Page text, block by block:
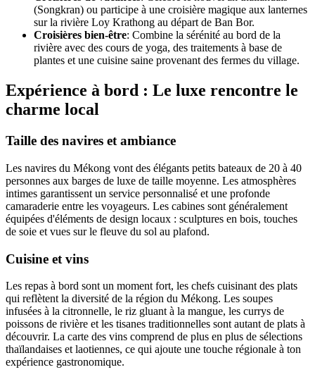
(Songkran) ou participe à une croisière magique aux lanternes
sur la rivière Loy Krathong au départ de Ban Bor.
Croisières bien-être: Combine la sérénité au bord de la
rivière avec des cours de yoga, des traitements à base de
plantes et une cuisine saine provenant des fermes du village.
Expérience à bord : Le luxe rencontre le
charme local
Taille des navires et ambiance
Les navires du Mékong vont des élégants petits bateaux de 20 à 40
personnes aux barges de luxe de taille moyenne. Les atmosphères
intimes garantissent un service personnalisé et une profonde
camaraderie entre les voyageurs. Les cabines sont généralement
équipées d'éléments de design locaux : sculptures en bois, touches
de soie et vues sur le fleuve du sol au plafond.
Cuisine et vins
Les repas à bord sont un moment fort, les chefs cuisinant des plats
qui reflètent la diversité de la région du Mékong. Les soupes
infusées à la citronnelle, le riz gluant à la mangue, les currys de
poissons de rivière et les tisanes traditionnelles sont autant de plats à
découvrir. La carte des vins comprend de plus en plus de sélections
thaïlandaises et laotiennes, ce qui ajoute une touche régionale à ton
expérience gastronomique.